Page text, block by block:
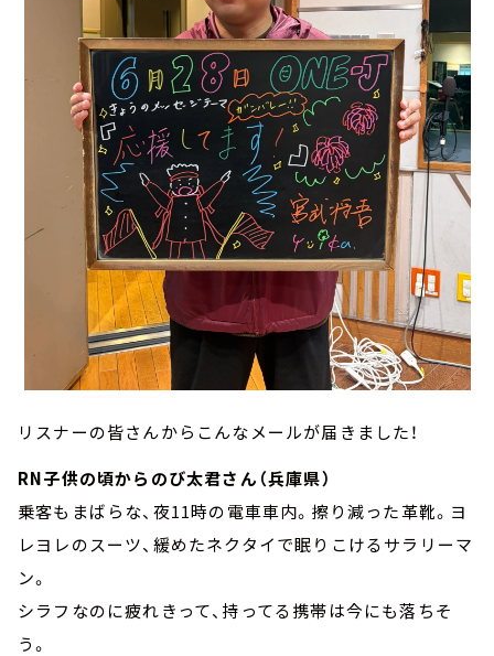
リスナーの皆さんからこんなメールが届きました！
RN子供の頃からのび太君さん（兵庫県）
乗客もまばらな、夜11時の電車車内。擦り減った革靴。ヨ
レヨレのスーツ、緩めたネクタイで眠りこけるサラリーマ
ン。
シラフなのに疲れきって、持ってる携帯は今にも落ちそ
う。